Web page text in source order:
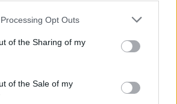
website/app uses one or more Google
or usage behaviour. You may click to
to Google and its third-party tags to
specified purposes in below Google
Opt Outs
of the Sharing of my
of the Sale of my
cikkeit azáltal, hogy vonzóbbá
tartania őket, amely lehetővé teszi
Bontsa bekezdésekre a
számozott felsorolásokkal. Ez
számára az olvasást és a fontos